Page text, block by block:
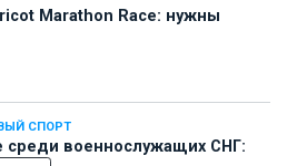
Marathon Race: нужны
СПОРТ
среди военнослужащих СНГ: